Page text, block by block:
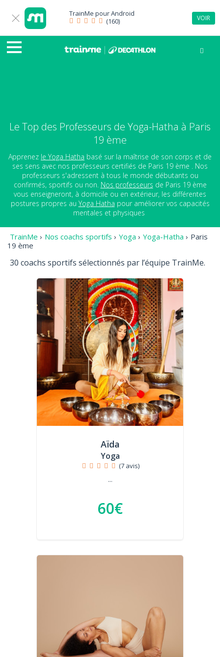
TrainMe pourAndroid
(160)
VOIR
Le Top des Professeurs de Yoga-Hatha à Paris
19 ème
Apprenez le Yoga Hatha basé sur la maîtrise de son corps et de
ses sens avec nos professeurs certifiés de Paris 19 ème . Nos
professeurs s'adressent à tous le monde débutants ou
confirmés, sportifs ou non. Nos professeurs de Paris 19 ème
vous enseigneront, à domicile ou en extérieur, les différentes
postures propres au Yoga Hatha pour améliorer vos capacités
mentales et physiques
TrainMe › Nos coachs sportifs › Yoga › Yoga-Hatha › Paris
19 ème
30 coachs sportifs sélectionnés par l’équipe TrainMe.
Aïda
Yoga
(7 avis)
...
60€